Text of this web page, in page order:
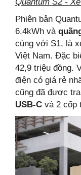
Phiên bản
6.4kWh và
cùng với S1, là
Việt Nam. Đặc
42,9 triệu đồng.
điện có giá rẻ
cũng đã được
USB-C và 2 cốp